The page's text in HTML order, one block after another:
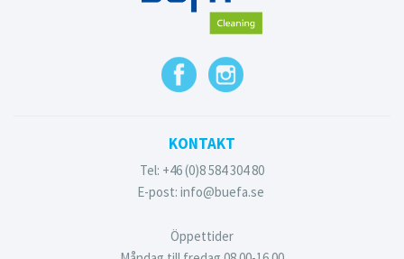
KONTAKT
Tel: +46 (0)8 584 304 80
E-post: info@buefa.se
Öppettider